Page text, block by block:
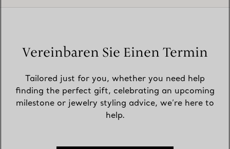
Vereinbaren Sie Einen Termin
Tailored just for you, whether you need help
finding the perfect gift, celebrating an upcoming
milestone or jewelry styling advice, we’re here to
help.